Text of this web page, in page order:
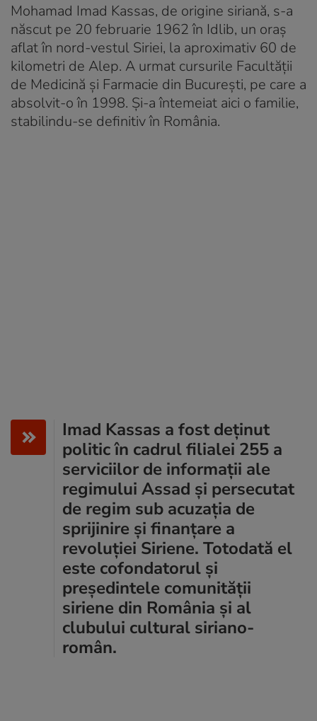
Mohamad Imad Kassas, de origine siriană, s-a
născut pe 20 februarie 1962 în Idlib, un oraș
aflat în nord-vestul Siriei, la aproximativ 60 de
kilometri de Alep. A urmat cursurile Facultății
de Medicină și Farmacie din București, pe care a
absolvit-o în 1998. Și-a întemeiat aici o familie,
stabilindu-se definitiv în România.
Imad Kassas a fost deținut
politic în cadrul filialei 255 a
serviciilor de informații ale
regimului Assad și persecutat
de regim sub acuzația de
sprijinire și finanțare a
revoluției Siriene. Totodată el
este cofondatorul și
președintele comunității
siriene din România și al
clubului cultural siriano-
român.